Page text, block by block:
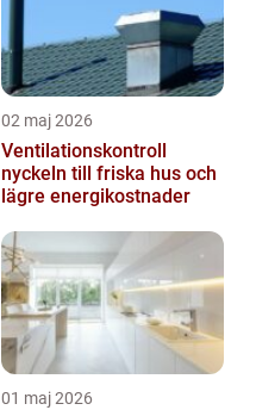
02 maj 2026
Ventilationskontroll
nyckeln till friska hus och
lägre energikostnader
01 maj 2026